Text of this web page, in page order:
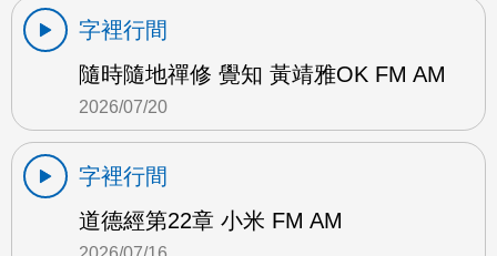
字裡行間
隨時隨地禪修 覺知 黃靖雅OK FM AM
2026/07/20
字裡行間
道德經第22章 小米 FM AM